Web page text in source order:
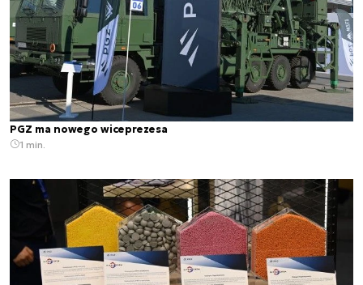
PGZ ma nowego wiceprezesa
1 min.